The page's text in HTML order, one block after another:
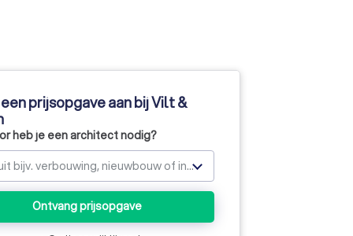
prijsopgave aan bij Vilt &
heb je een architect nodig?
Kies uit bijv. verbouwing, nieuwbouw of interieur
Ontvang prijsopgave